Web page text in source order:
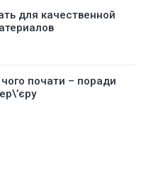
для качественной
почати – поради